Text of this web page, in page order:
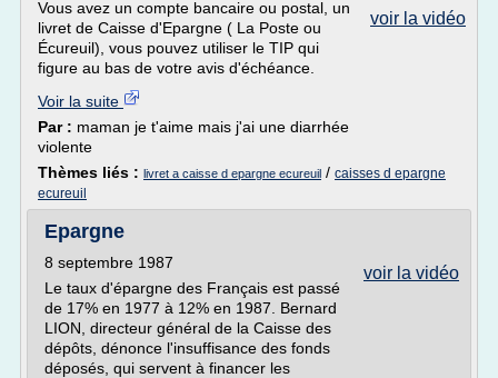
voir la vidéo
Vous avez un compte bancaire ou postal, un
livret de Caisse d'Epargne ( La Poste ou
Écureuil), vous pouvez utiliser le TIP qui
figure au bas de votre avis d'échéance.
Voir la suite
Par : maman je t'aime mais j'ai une diarrhée
violente
Thèmes liés : livret a caisse d epargne ecureuil / caisses d epargne
ecureuil
Epargne
voir la vidéo
8 septembre 1987
Le taux d'épargne des Français est passé
de 17% en 1977 à 12% en 1987. Bernard
LION, directeur général de la Caisse des
dépôts, dénonce l'insuffisance des fonds
déposés, qui servent à financer les